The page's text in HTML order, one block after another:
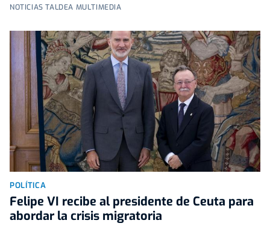
NOTICIAS TALDEA MULTIMEDIA
POLÍTICA
Felipe VI recibe al presidente de Ceuta para
abordar la crisis migratoria